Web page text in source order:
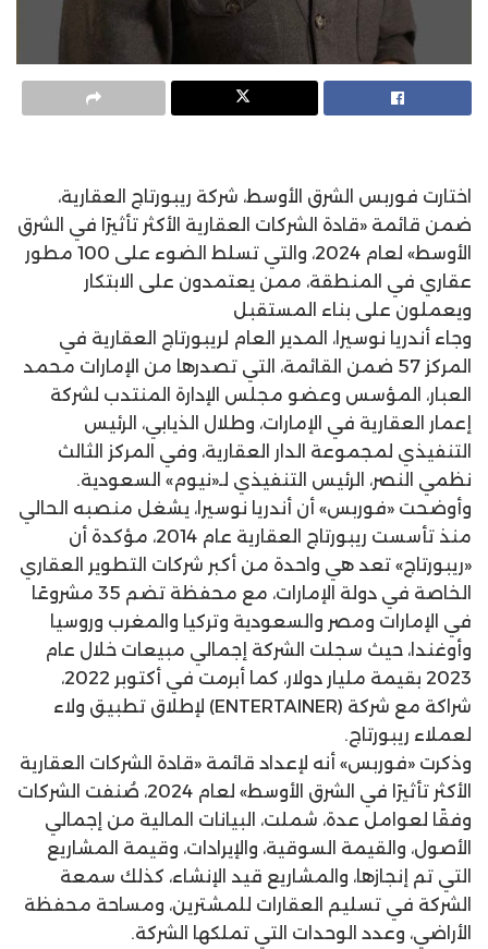
اختارت فوربس الشرق الأوسط، شركة ريبورتاج العقارية،
ضمن قائمة «قادة الشركات العقارية الأكثر تأثيرًا في الشرق
الأوسط» لعام 2024، والتي تسلط الضوء على 100 مطور
عقاري في المنطقة، ممن يعتمدون على الابتكار
ويعملون على بناء المستقبل
وجاء أندريا نوسيرا، المدير العام لريبورتاج العقارية في
المركز 57 ضمن القائمة، التي تصدرها من الإمارات محمد
العبار، المؤسس وعضو مجلس الإدارة المنتدب لشركة
إعمار العقارية في الإمارات، وطلال الذيابي، الرئيس
التنفيذي لمجموعة الدار العقارية، وفي المركز الثالث
نظمي النصر، الرئيس التنفيذي لـ«نيوم» السعودية.
وأوضحت «فوربس» أن أندريا نوسيرا، يشغل منصبه الحالي
منذ تأسست ريبورتاج العقارية عام 2014، مؤكدة أن
«ريبورتاج» تعد هي واحدة من أكبر شركات التطوير العقاري
الخاصة في دولة الإمارات، مع محفظة تضم 35 مشروعًا
في الإمارات ومصر والسعودية وتركيا والمغرب وروسيا
وأوغندا، حيث سجلت الشركة إجمالي مبيعات خلال عام
2023 بقيمة مليار دولار، كما أبرمت في أكتوبر 2022،
شراكة مع شركة (ENTERTAINER) لإطلاق تطبيق ولاء
لعملاء ريبورتاج.
وذكرت «فوربس» أنه لإعداد قائمة «قادة الشركات العقارية
الأكثر تأثيرًا في الشرق الأوسط» لعام 2024، صُنفت الشركات
وفقًا لعوامل عدة، شملت، البيانات المالية من إجمالي
الأصول، والقيمة السوقية، والإيرادات، وقيمة المشاريع
التي تم إنجازها، والمشاريع قيد الإنشاء، كذلك سمعة
الشركة في تسليم العقارات للمشترين، ومساحة محفظة
الأراضي، وعدد الوحدات التي تملكها الشركة.